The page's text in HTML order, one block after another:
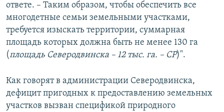
ответе. – Таким образом, чтобы обеспечить все
многодетные семьи земельными участками,
требуется изыскать территории, суммарная
площадь которых должна быть не менее 130 га
(площадь Северодвинска – 12 тыс. га. – СР)".
Как говорят в администрации Северодвинска,
дефицит пригодных к предоставлению земельных
участков вызван спецификой природного